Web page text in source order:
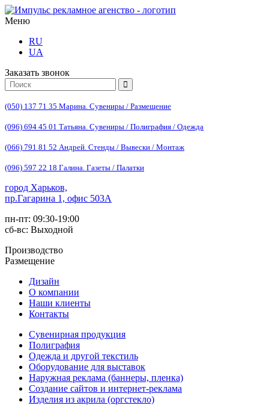
Меню
RU
UA
Заказать звонок
(050) 137 71 35 Марина. Сувениры / Размещение
(096) 694 45 01 Татьяна. Сувениры / Полиграфия / Одежда
(066) 791 81 52 Андрей. Стенды / Вывески / Монтаж
(096) 597 22 18 Галина. Газеты / Палатки
город Харьков,
пр.Гагарина 1, офис 503А
пн-пт: 09:30-19:00
сб-вс: Выходной
Производство
Размещение
Дизайн
О компании
Наши клиенты
Контакты
Сувенирная продукция
Полиграфия
Одежда и другой текстиль
Оборудование для выставок
Наружная реклама (баннеры, пленка)
Создание сайтов и интернет-реклама
Изделия из акрила (оргстекло)